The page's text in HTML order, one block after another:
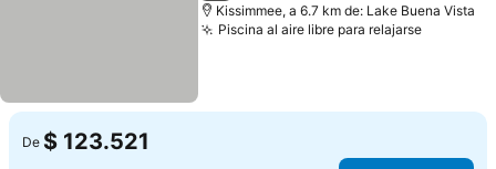
Kissimmee, a 6.7 km de: Lake Buena Vista
Piscina al aire libre para relajarseVer
De $ 123.521